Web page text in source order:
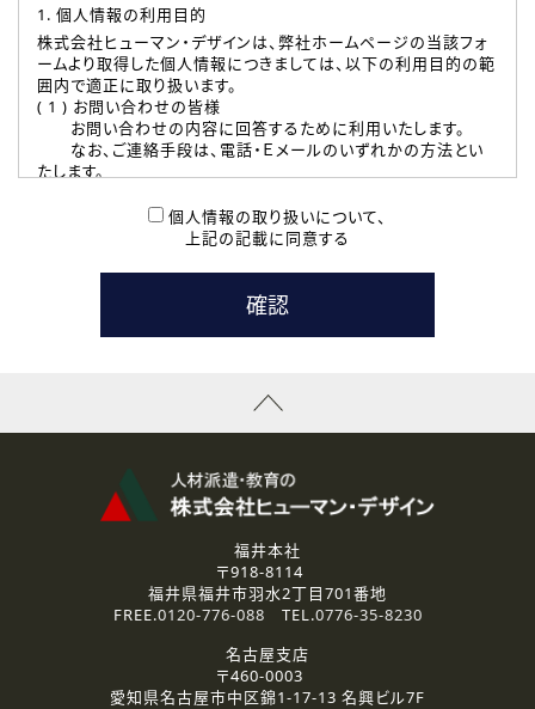
1. 個人情報の利用目的
株式会社ヒューマン・デザインは、弊社ホームページの当該フォ
ームより取得した個人情報につきましては、以下の利用目的の範
囲内で適正に取り扱います。
( 1 ) お問い合わせの皆様
お問い合わせの内容に回答するために利用いたします。
なお、ご連絡手段は、電話・Ｅメールのいずれかの方法とい
たします。
本登録に関するご連絡および本登録時の参考情報として利
たします。
( 3 ) スタッフ派遣を検討されている企業の皆様
お問い合わせの内容に回答するために利用いたします。
なお、ご連絡手段は、電話・Ｅメールのいずれかの方法とい
資料送付、受講相談に関するご連絡のために利用いたしま
その他、お問い合わせの内容に回答するために利用いたし
なお、ご連絡手段は、電話・Ｅメールのいずれかの方法とい
2.個人情報の第三者提供
ご提供いただいた個人情報は、法令等の規定に従う場合を除き、
3.個人情報の取り扱いの委託
弊社の定める個人情報保護の評価基準を満たした委託先に、個
個人情報の取り扱いについて、
上記の記載に同意する
福井本社
〒918-8114
福井県福井市羽水2丁目701番地
FREE.0120-776-088 TEL.0776-35-8230
名古屋支店
〒460-0003
愛知県名古屋市中区錦1-17-13 名興ビル7F